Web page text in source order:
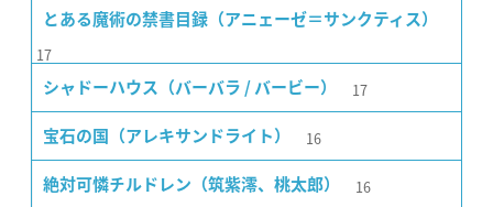
とある魔術の禁書目録（アニェーゼ＝サンクティス）
17
シャドーハウス（バーバラ / バービー） 17
宝石の国（アレキサンドライト） 16
絶対可憐チルドレン（筑紫澪、桃太郎） 16